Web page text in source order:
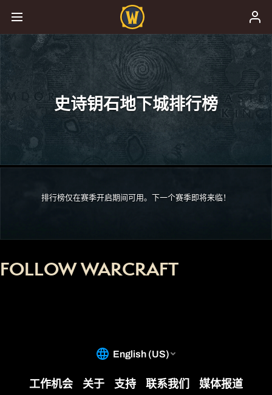
史诗钥石地下城排行榜
排行榜仅在赛季开启期间可用。下一个赛季即将来临！
FOLLOW WARCRAFT